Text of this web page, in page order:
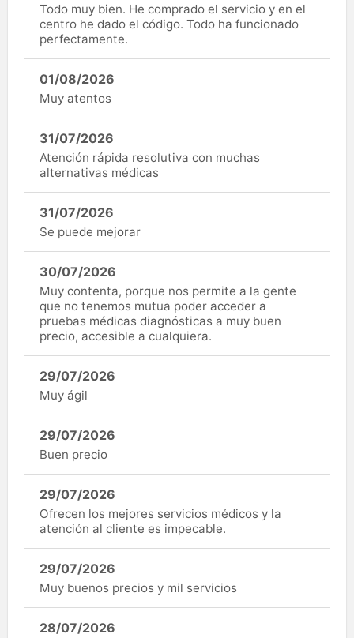
Todo muy bien. He comprado el servicio y en el
centro he dado el código. Todo ha funcionado
perfectamente.
01/08/2026
Muy atentos
31/07/2026
Atención rápida resolutiva con muchas
alternativas médicas
31/07/2026
Se puede mejorar
30/07/2026
Muy contenta, porque nos permite a la gente
que no tenemos mutua poder acceder a
pruebas médicas diagnósticas a muy buen
precio, accesible a cualquiera.
29/07/2026
Muy ágil
29/07/2026
Buen precio
29/07/2026
Ofrecen los mejores servicios médicos y la
atención al cliente es impecable.
29/07/2026
Muy buenos precios y mil servicios
28/07/2026